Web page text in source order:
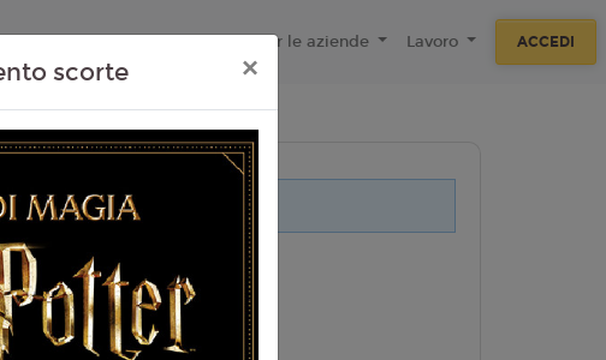
Tecnologie F.A.Q Per le aziende Lavoro ACCEDI
legati a questo evento.
scorte ×